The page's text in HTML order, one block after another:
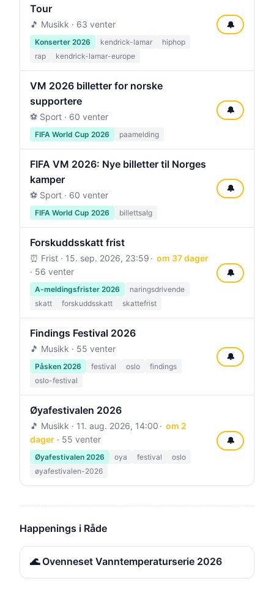
Tour
🎵 Musikk · 63 venter
Konserter 2026 kendrick-lamar
hiphop
rap
kendrick-lamar-europe
🔔
VM 2026 billetter for norske
supportere
⚽ Sport · 60 venter
FIFA World Cup 2026 paamelding
🔔
FIFA VM 2026: Nye billetter til Norges
kamper
⚽ Sport · 60 venter
FIFA World Cup 2026 billettsalg
🔔
Forskuddsskatt frist
⏰ Frist · 15. sep. 2026, 23:59
om 37 dager
· 56 venter
A-meldingsfrister 2026
naringsdrivende
skatt
forskuddsskatt skattefrist
🔔
Findings Festival 2026
🎵 Musikk · 55 venter
Påsken 2026 festival oslo
findings
oslo-festival
🔔
Øyafestivalen 2026
🎵 Musikk · 11. aug. 2026, 14:00
om 2
dager · 55 venter
Øyafestivalen 2026 oya festival
oslo
øyafestivalen-2026
🔔
Happenings i Råde
🌊 Ovenneset Vanntemperaturserie 2026